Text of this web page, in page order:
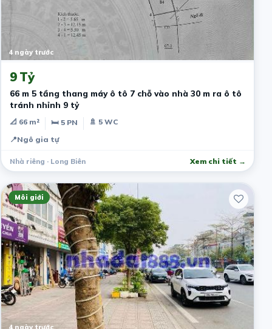
4 ngày trước
9 Tỷ
66 m 5 tầng thang máy ô tô 7 chỗ vào nhà 30 m ra ô tô
tránh nhỉnh 9 tỷ
📐 66 m² 🛏 5 PN
🚿 5 WC
📍Ngô gia tự
Nhà riêng · Long Biên Xem chi tiết →
Môi giới
4 ngày trước